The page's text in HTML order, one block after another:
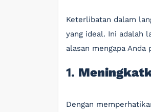
Keterlibatan dalam
yang ideal. Ini adalah
alasan mengapa
1.
Dengan